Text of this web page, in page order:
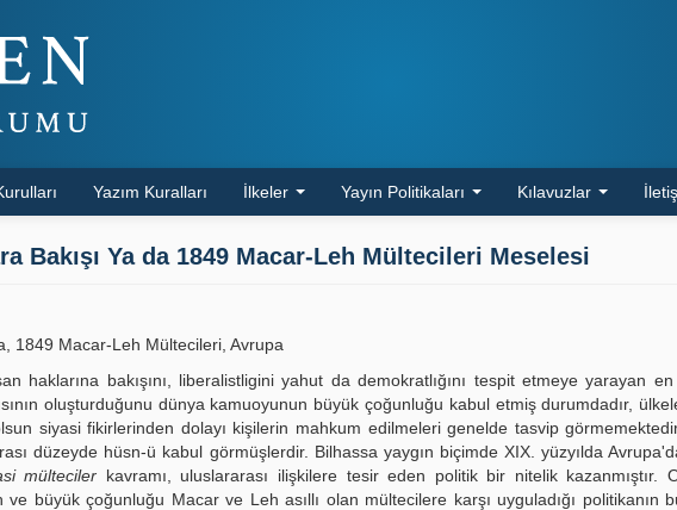
Yazım Kuralları İlkeler Yayın Politikaları Kılavuzlar
Bakışı Ya da 1849 Macar-Leh Mültecileri Meselesi
1849 Macar-Leh Mültecileri, Avrupa
haklarına bakışını, liberalistligini yahut da demokratlığını tespit etmeye yarayan
oluşturduğunu dünya kamuoyunun büyük çoğunluğu kabul etmiş durumdadır,
siyasi fikirlerinden dolayı kişilerin mahkum edilmeleri genelde tasvip
düzeyde hüsn-ü kabul görmüşlerdir. Bilhassa yaygın biçimde XIX. yüzyılda
mülteciler kavramı, uluslararası ilişkilere tesir eden politik bir nitelik kazanmıştır.
ve büyük çoğunluğu Macar ve Leh asıllı olan mültecilere karşı uyguladığı politikanın